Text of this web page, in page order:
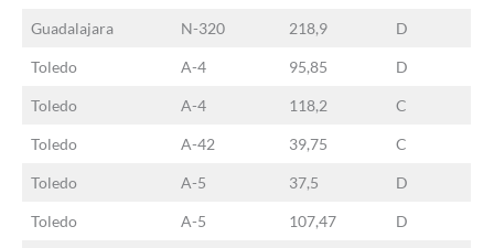
Guadalajara N-320 218,9 D
Toledo A-4 95,85 D
Toledo A-4 118,2 C
Toledo A-42 39,75 C
Toledo A-5 37,5 D
Toledo A-5 107,47 D